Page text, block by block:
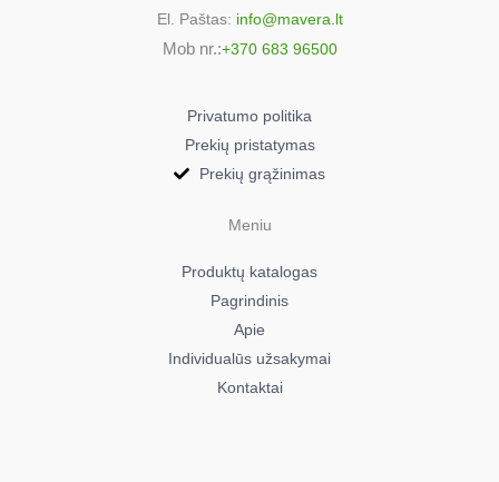
El. Paštas: info@mavera.lt
Mob nr.:+370 683 96500
Privatumo politika
Prekių pristatymas
Prekių grąžinimas
Meniu
Produktų katalogas
Pagrindinis
Apie
Individualūs užsakymai
Kontaktai